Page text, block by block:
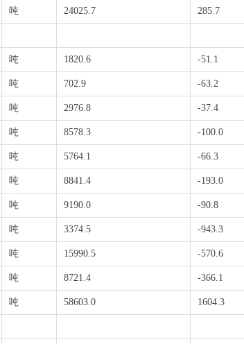
吨 24025.7 285.7
吨 1820.6 -51.1
吨 702.9 -63.2
吨 2976.8 -37.4
吨 8578.3 -100.0
吨 5764.1 -66.3
吨 8841.4 -193.0
吨 9190.0 -90.8
吨 3374.5 -943.3
吨 15990.5 -570.6
吨 8721.4 -366.1
吨 58603.0 1604.3